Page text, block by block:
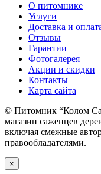
О питомнике
Услуги
Доставка и
Отзывы
Гарантии
Фотогалерея
Акции и скидки
Контакты
Карта сайта
© Питомник “Колом
магазин саженцев
включая смежные
правообладателями.
×